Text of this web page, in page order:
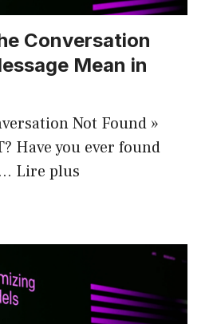
Conversation
Mean in
Not Found »
Have you ever found
Lire plus